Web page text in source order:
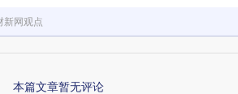
新网观点
本篇文章暂无评论